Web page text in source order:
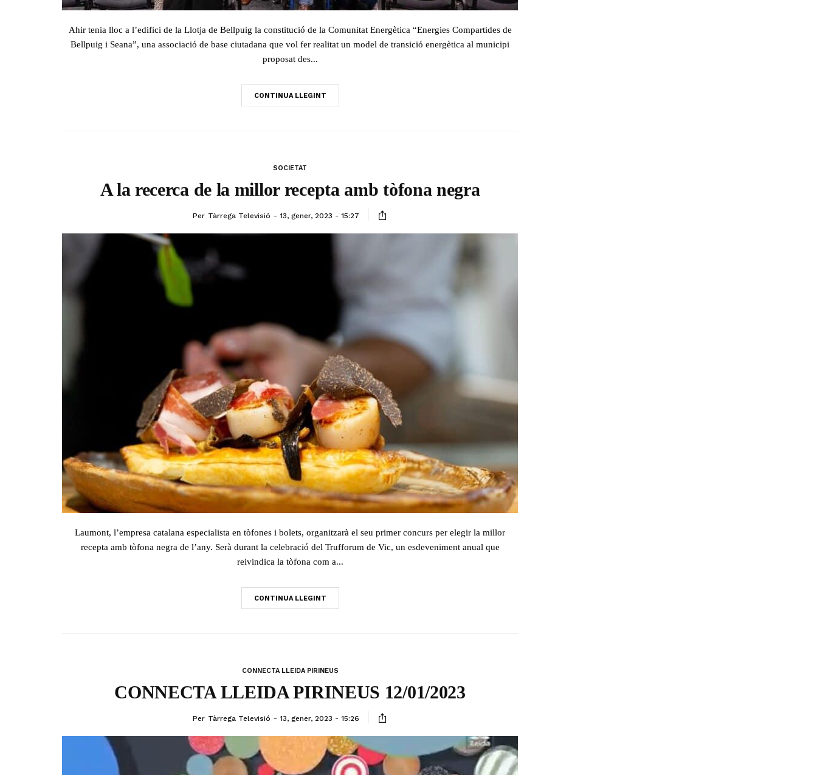
Ahir tenia lloc a l’edifici de la Llotja de Bellpuig la constitució de la Comunitat Energètica “Energies Compartides de
Bellpuig i Seana”, una associació de base ciutadana que vol fer realitat un model de transició energètica al municipi
proposat des...
CONTINUA LLEGINT
SOCIETAT
A la recerca de la millor recepta amb tòfona negra
Per Tàrrega Televisió 13, gener, 2023 - 15:27
Laumont, l’empresa catalana especialista en tòfones i bolets, organitzarà el seu primer concurs per elegir la millor
recepta amb tòfona negra de l’any. Serà durant la celebració del Trufforum de Vic, un esdeveniment anual que
reivindica la tòfona com a...
CONTINUA LLEGINT
CONNECTA LLEIDA PIRINEUS
CONNECTA LLEIDA PIRINEUS 12/01/2023
Per Tàrrega Televisió 13, gener, 2023 - 15:26